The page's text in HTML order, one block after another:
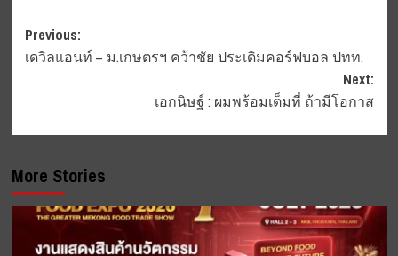
Post
navigation
Previous:
เดวิลแอนท์ – ม.เกษตรฯ คว้าชัย ประเดิมคอร์ฟบอล ปทท.
Next:
เอกนิษฐ์ : ผมพร้อมเต็มที่ ถ้ามีโอกาส
More Stories